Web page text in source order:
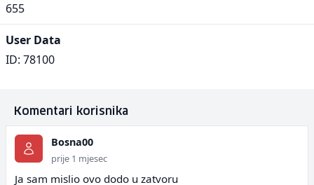
655
User Data
ID: 78100
Komentari korisnika
Bosna00
prije 1 mjesec
Ja sam mislio ovo dodo u zatvoru